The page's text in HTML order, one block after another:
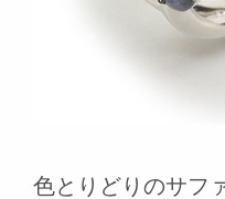
色とりどりのサフ